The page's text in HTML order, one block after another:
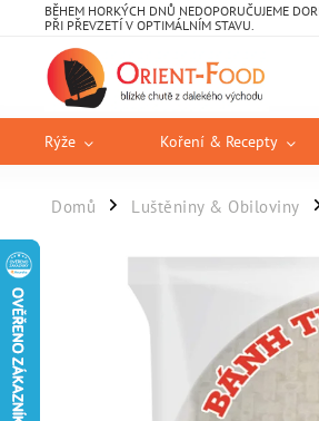
BĚHEM HORKÝCH DNŮ NEDOPORUČUJEME
PŘI PŘEVZETÍ V OPTIMÁLNÍM STAVU.
Rýže Koření & Recepty
Domů / Luštěniny & Obiloviny /